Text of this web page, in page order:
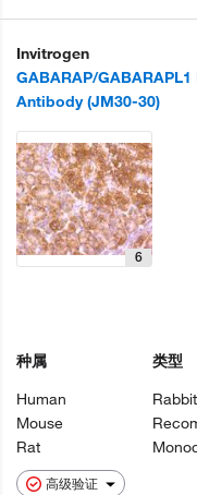
Invitrogen
GABARAP/
Antibody (JM30-30)
高级验证
6
种属
Human
Mouse
Rat
类型
Rabbit